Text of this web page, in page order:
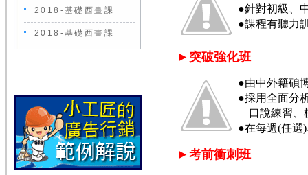
2018-基礎西畫課
2018-基礎西畫課
●針對初級、
●課程有聽力
►突破強化班
●由中外籍碩
●採用全面分
口說練習、
●在每週(任選
►考前衝刺班